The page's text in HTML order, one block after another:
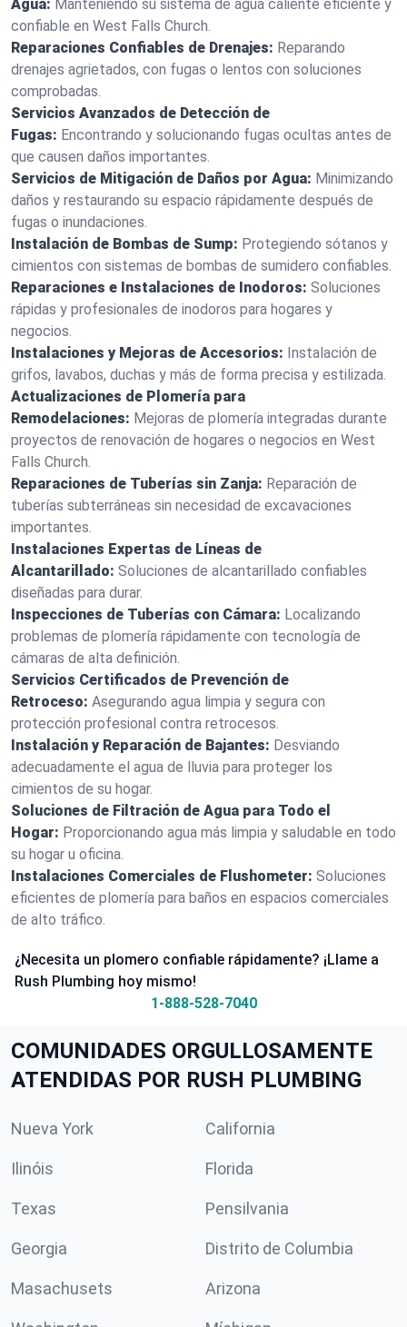
Agua: Manteniendo su sistema de agua caliente eficiente y
confiable en West Falls Church.
Reparaciones Confiables de Drenajes: Reparando
drenajes agrietados, con fugas o lentos con soluciones
comprobadas.
Servicios Avanzados de Detección de
Fugas: Encontrando y solucionando fugas ocultas antes de
que causen daños importantes.
Servicios de Mitigación de Daños por Agua: Minimizando
daños y restaurando su espacio rápidamente después de
fugas o inundaciones.
Instalación de Bombas de Sump: Protegiendo sótanos y
cimientos con sistemas de bombas de sumidero confiables.
Reparaciones e Instalaciones de Inodoros: Soluciones
rápidas y profesionales de inodoros para hogares y
negocios.
Instalaciones y Mejoras de Accesorios: Instalación de
grifos, lavabos, duchas y más de forma precisa y estilizada.
Actualizaciones de Plomería para
Remodelaciones: Mejoras de plomería integradas durante
proyectos de renovación de hogares o negocios en West
Falls Church.
Reparaciones de Tuberías sin Zanja: Reparación de
tuberías subterráneas sin necesidad de excavaciones
importantes.
Instalaciones Expertas de Líneas de
Alcantarillado: Soluciones de alcantarillado confiables
diseñadas para durar.
Inspecciones de Tuberías con Cámara: Localizando
problemas de plomería rápidamente con tecnología de
cámaras de alta definición.
Servicios Certificados de Prevención de
Retroceso: Asegurando agua limpia y segura con
protección profesional contra retrocesos.
Instalación y Reparación de Bajantes: Desviando
adecuadamente el agua de lluvia para proteger los
cimientos de su hogar.
Soluciones de Filtración de Agua para Todo el
Hogar: Proporcionando agua más limpia y saludable en todo
su hogar u oficina.
Instalaciones Comerciales de Flushometer: Soluciones
eficientes de plomería para baños en espacios comerciales
de alto tráfico.
¿Necesita un plomero confiable rápidamente? ¡Llame a
Rush Plumbing hoy mismo!
1-888-528-7040
COMUNIDADES ORGULLOSAMENTE
ATENDIDAS POR RUSH PLUMBING
Nueva York California
Ilinóis Florida
Texas Pensilvania
Georgia Distrito de Columbia
Masachusets Arizona